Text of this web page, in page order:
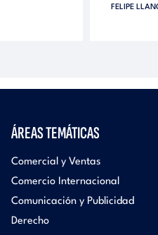
FELIPE
ÁREAS TEMÁTICAS
Comercial y Ventas
Comercio Internacional
Comunicación y Publicidad
Derecho